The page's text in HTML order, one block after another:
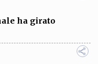
ha girato